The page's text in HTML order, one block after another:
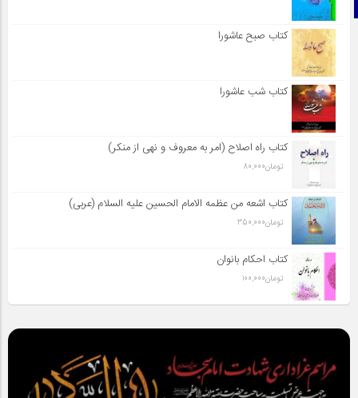
کتاب صبح عاشورا
کتاب شب عاشورا
کتاب راه اصلاح (امر به معروف و نهی از منکر)
تومان80,000
کتاب اشعه من عظمه الامام الحسین علیه السلام (عربی)
تومان350,000
کتاب احکام بانوان
تومان100,000